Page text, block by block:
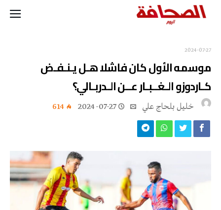
2024-07-27
موسمه الأول كان فاشلا هـل يـنـفـض
كـاردوزو الـغــبـار عــن الـدربـالي؟
خليل‭ ‬بلحاج‭ ‬علي 2024-07-27
614